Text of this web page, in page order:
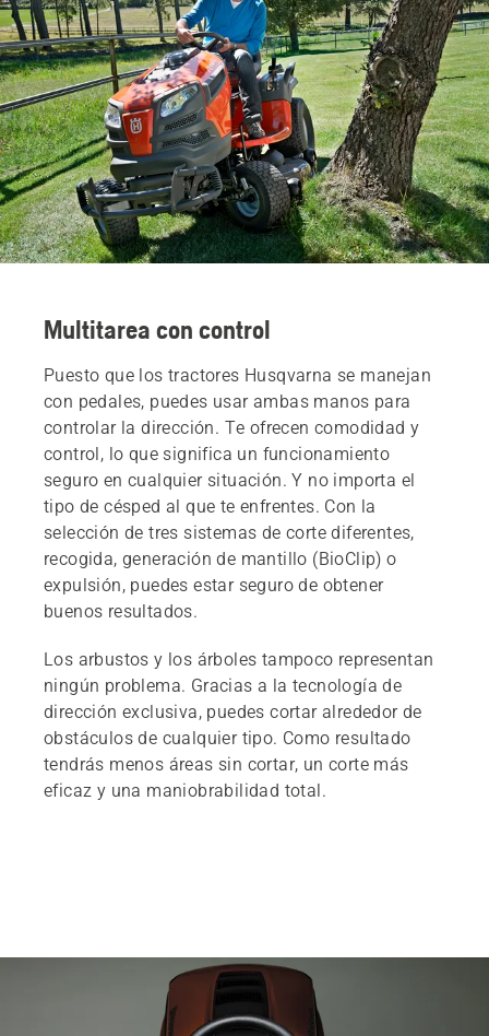
Multitarea con control
Puesto que los tractores Husqvarna se manejan
con pedales, puedes usar ambas manos para
controlar la dirección. Te ofrecen comodidad y
control, lo que significa un funcionamiento
seguro en cualquier situación. Y no importa el
tipo de césped al que te enfrentes. Con la
selección de tres sistemas de corte diferentes,
recogida, generación de mantillo (BioClip) o
expulsión, puedes estar seguro de obtener
buenos resultados.
Los arbustos y los árboles tampoco representan
ningún problema. Gracias a la tecnología de
dirección exclusiva, puedes cortar alrededor de
obstáculos de cualquier tipo. Como resultado
tendrás menos áreas sin cortar, un corte más
eficaz y una maniobrabilidad total.